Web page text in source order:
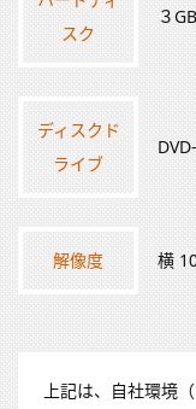
スク
３
ディスクド
ライブ
解像度 横
上記は、自社環境